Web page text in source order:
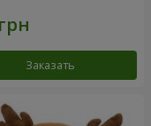
Заказать